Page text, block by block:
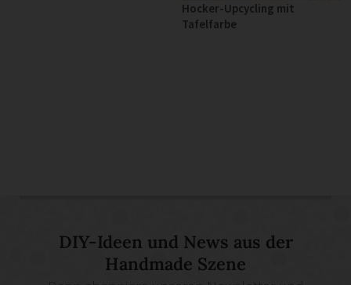
Hocker-Upcycling mit
Tafelfarbe
DIY-Ideen und News aus der
Handmade Szene